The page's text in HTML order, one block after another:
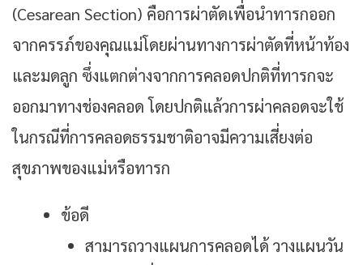
(Cesarean Section) คือการผ่าตัดเพื่อนำทารกออก
จากครรภ์ของคุณแม่โดยผ่านทางการผ่าตัดที่หน้าท้อง
และมดลูก ซึ่งแตกต่างจากการคลอดปกติที่ทารกจะ
ออกมาทางช่องคลอด โดยปกติแล้วการผ่าคลอดจะใช้
ในกรณีที่การคลอดธรรมชาติอาจมีความเสี่ยงต่อ
สุขภาพของแม่หรือทารก
ข้อดี
สามารถวางแผนการคลอดได้ วางแผนวัน